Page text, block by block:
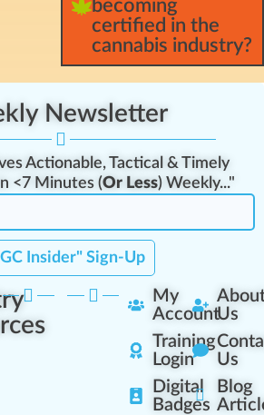
becoming
certified in the
cannabis industry?
Newsletter
Actionable, Tactical & Timely
<7 Minutes (Or Less) Weekly..."
Insider" Sign-Up
My
Account
Training
Login
Digital
Badges
Us
Us
Blog